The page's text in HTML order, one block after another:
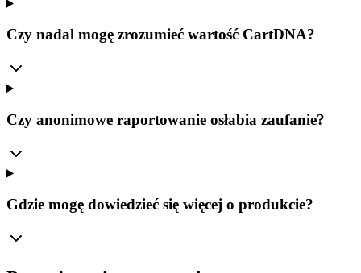
Czy nadal mogę zrozumieć wartość CartDNA?
Czy anonimowe raportowanie osłabia zaufanie?
Gdzie mogę dowiedzieć się więcej o produkcie?